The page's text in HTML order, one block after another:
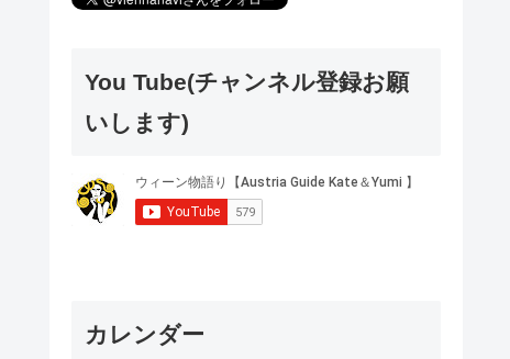
You Tube(チャンネル登録お願
いします)
カレンダー